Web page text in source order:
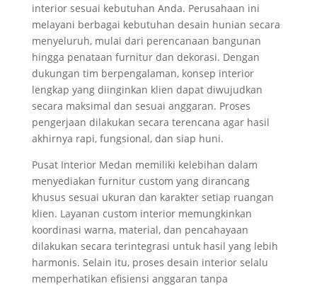
interior sesuai kebutuhan Anda. Perusahaan ini
melayani berbagai kebutuhan desain hunian secara
menyeluruh, mulai dari perencanaan bangunan
hingga penataan furnitur dan dekorasi. Dengan
dukungan tim berpengalaman, konsep interior
lengkap yang diinginkan klien dapat diwujudkan
secara maksimal dan sesuai anggaran. Proses
pengerjaan dilakukan secara terencana agar hasil
akhirnya rapi, fungsional, dan siap huni.
Pusat Interior Medan memiliki kelebihan dalam
menyediakan furnitur custom yang dirancang
khusus sesuai ukuran dan karakter setiap ruangan
klien. Layanan custom interior memungkinkan
koordinasi warna, material, dan pencahayaan
dilakukan secara terintegrasi untuk hasil yang lebih
harmonis. Selain itu, proses desain interior selalu
memperhatikan efisiensi anggaran tanpa